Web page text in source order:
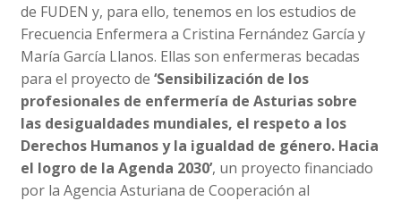
de FUDEN y, para ello, tenemos en los estudios de
Frecuencia Enfermera a Cristina Fernández García y
María García Llanos. Ellas son enfermeras becadas
para el proyecto de‘Sensibilización de los
profesionales de enfermería de Asturias sobre
las desigualdades mundiales, el respeto a los
Derechos Humanos y la igualdad de género. Hacia
el logro de la Agenda 2030’, un proyecto financiado
por la Agencia Asturiana de Cooperación al